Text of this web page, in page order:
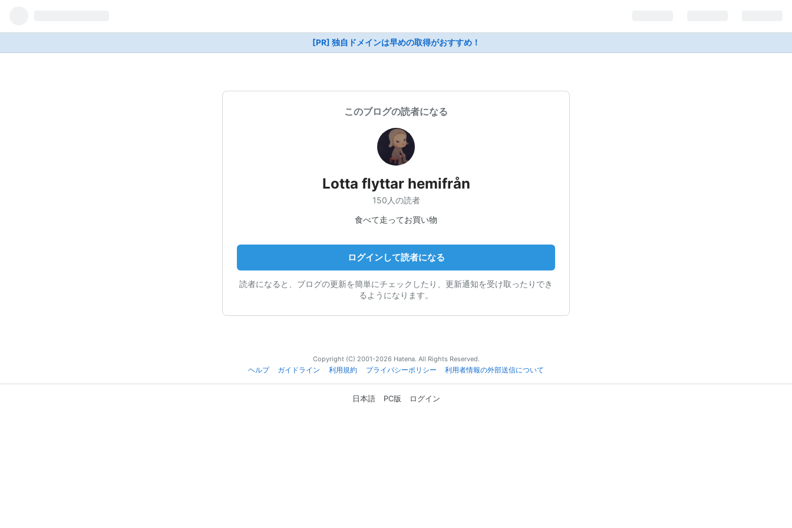
[PR] 独自ドメインは早めの取得がおすすめ！
このブログの読者になる
Lotta flyttar hemifrån
150人の読者
食べて走ってお買い物
ログインして読者になる
読者になると、ブログの更新を簡単にチェックしたり、更新通知を受け取ったりでき
るようになります。
Copyright (C) 2001-2026 Hatena. All Rights Reserved.
ヘルプ
ガイドライン 利用規約 プライバシーポリシー 利用者情報の外部送信について
日本語 PC版 ログイン